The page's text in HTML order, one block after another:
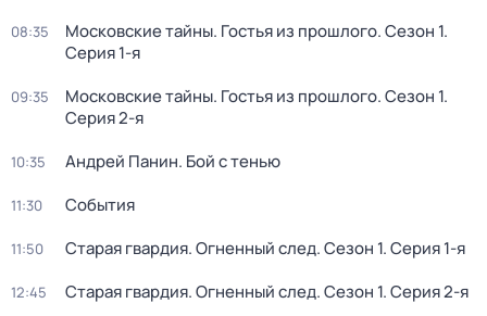
08:35 Московские тайны. Гостья из прошлого. Сезон 1.
Серия 1-я
09:35 Московские тайны. Гостья из прошлого. Сезон 1.
Серия 2-я
10:35 Андрей Панин. Бой с тенью
11:30 События
11:50 Старая гвардия. Огненный след. Сезон 1. Серия 1-я
12:45 Старая гвардия. Огненный след. Сезон 1. Серия 2-я